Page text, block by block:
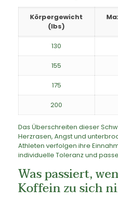
Körpergewicht
(lbs)
130
155
175
200
Das Überschreiten dieser
Herzrasen, Angst und
Athleten verfolgen ihre
individuelle Toleranz und
Was passiert,
Koffein zu sich